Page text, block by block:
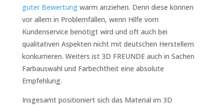
guter Bewertung warm anziehen. Denn diese können
vor allem in Problemfällen, wenn Hilfe vom
Kundenservice benötigt wird und oft auch bei
qualitativen Aspekten nicht mit deutschen Herstellern
konkurrieren. Weiters ist 3D FREUNDE auch in Sachen
Farbauswahl und Farbechtheit eine absolute
Empfehlung.
Insgesamt positioniert sich das Material im 3D